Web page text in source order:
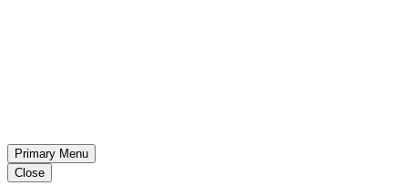
Primary Menu
Close